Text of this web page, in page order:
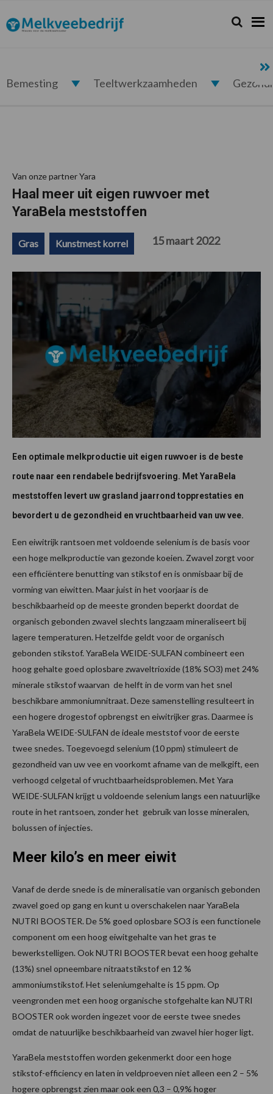
de
hoofdnavigatie
de
hoofd
de
eerste
de
voettekst
Melkveebedrijf.nl Zoeken...
Zoek
Bemesting Teeltwerkzaamheden
Van onze partner Yara
Haal meer uit eigen ruwvoer met
YaraBela meststoffen
Gras Kunstmest korrel 15 maart 2022
Een optimale melkproductie uit eigen ruwvoer is de beste
route naar een rendabele bedrijfsvoering. Met YaraBela
meststoffen levert uw grasland jaarrond topprestaties en
bevordert u de gezondheid en vruchtbaarheid van uw vee.
Een eiwitrijk rantsoen met voldoende selenium is de basis voor
een hoge melkproductie van gezonde koeien. Zwavel zorgt voor
een efficiëntere benutting van stikstof en is onmisbaar bij de
vorming van eiwitten. Maar juist in het voorjaar is de
beschikbaarheid op de meeste gronden beperkt doordat de
organisch gebonden zwavel slechts langzaam mineraliseert bij
lagere temperaturen. Hetzelfde geldt voor de organisch
gebonden stikstof. YaraBela WEIDE-SULFAN combineert een
hoog gehalte goed oplosbare zwaveltrioxide (18% SO3) met 24%
minerale stikstof waarvan de helft in de vorm van het snel
beschikbare ammoniumnitraat. Deze samenstelling resulteert in
een hogere drogestof opbrengst en eiwitrijker gras. Daarmee is
YaraBela WEIDE-SULFAN de ideale meststof voor de eerste
twee snedes. Toegevoegd selenium (10 ppm) stimuleert de
gezondheid van uw vee en voorkomt afname van de melkgift, een
verhoogd celgetal of vruchtbaarheidsproblemen. Met Yara
WEIDE-SULFAN krijgt u voldoende selenium langs een natuurlijke
route in het rantsoen, zonder het gebruik van losse mineralen,
bolussen of injecties.
Meer kilo’s en meer eiwit
Vanaf de derde snede is de mineralisatie van organisch gebonden
zwavel goed op gang en kunt u overschakelen naar YaraBela
NUTRI BOOSTER. De 5% goed oplosbare SO3 is een functionele
component om een hoog eiwitgehalte van het gras te
bewerkstelligen. Ook NUTRI BOOSTER bevat een hoog gehalte
(13%) snel opneembare nitraatstikstof en 12 %
ammoniumstikstof. Het seleniumgehalte is 15 ppm. Op
veengronden met een hoog organische stofgehalte kan NUTRI
BOOSTER ook worden ingezet voor de eerste twee snedes
omdat de natuurlijke beschikbaarheid van zwavel hier hoger ligt.
YaraBela meststoffen worden gekenmerkt door een hoge
stikstof-efficiency en laten in veldproeven niet alleen een 2 – 5%
hogere opbrengst zien maar ook een 0,3 – 0,9% hoger